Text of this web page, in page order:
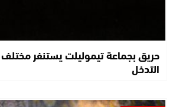
حريق بجماعة تيموليلت يستنفر
التدخل